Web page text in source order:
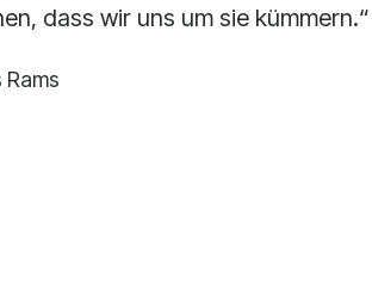
dass wir uns um sie kümmern.“